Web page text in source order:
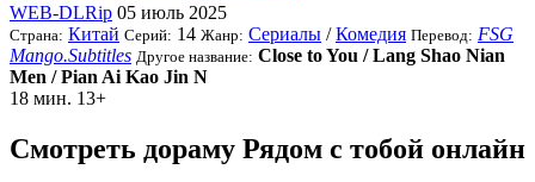
WEB-DLRip 05 июль 2025
Страна: Китай Серий: 14 Жанр: Сериалы /Комедия Перевод: FSG
Mango.Subtitles Другое название: Close to You / Lang Shao Nian
Men / Pian Ai Kao Jin N
18 мин. 13+
Смотреть дораму Рядом с тобой онлайн